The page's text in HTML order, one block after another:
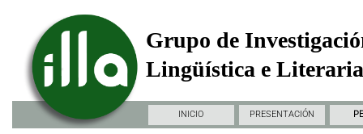
Grupo de
Lingüística e
INICIO PRESENTACIÓN